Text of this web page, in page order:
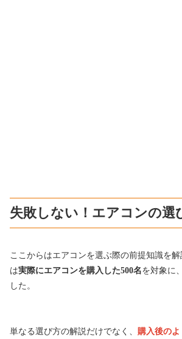
失敗しない！エアコンの選
ここからはエアコンを選ぶ際の前提知識を解
は実際にエアコンを購入した500名を対象に
した。
単なる選び方の解説だけでなく、 購入後の